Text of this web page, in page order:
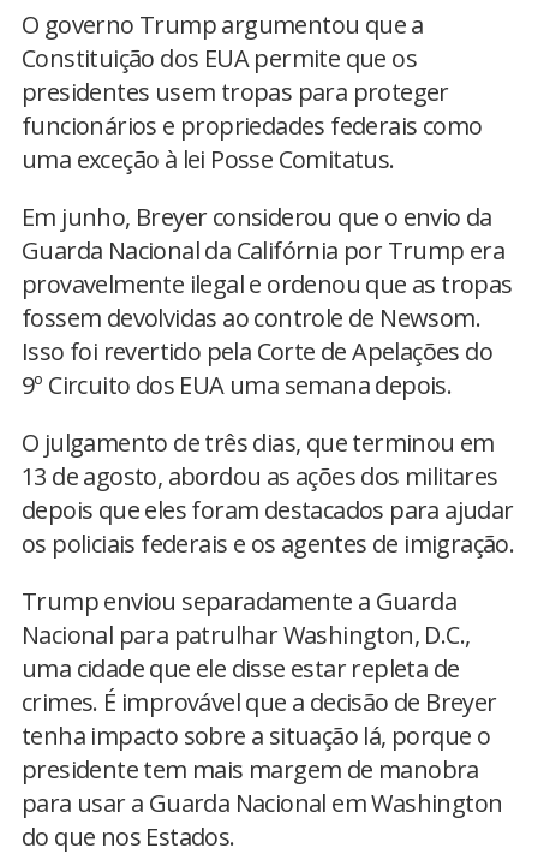
O governo Trump argumentou que a
Constituição dos EUA permite que os
presidentes usem tropas para proteger
funcionários e propriedades federais como
uma exceção à lei Posse Comitatus.
Em junho, Breyer considerou que o envio da
Guarda Nacional da Califórnia por Trump era
provavelmente ilegal e ordenou que as tropas
fossem devolvidas ao controle de Newsom.
Isso foi revertido pela Corte de Apelações do
9º Circuito dos EUA uma semana depois.
O julgamento de três dias, que terminou em
13 de agosto, abordou as ações dos militares
depois que eles foram destacados para ajudar
os policiais federais e os agentes de imigração.
Trump enviou separadamente a Guarda
Nacional para patrulhar Washington, D.C.,
uma cidade que ele disse estar repleta de
crimes. É improvável que a decisão de Breyer
tenha impacto sobre a situação lá, porque o
presidente tem mais margem de manobra
para usar a Guarda Nacional em Washington
do que nos Estados.